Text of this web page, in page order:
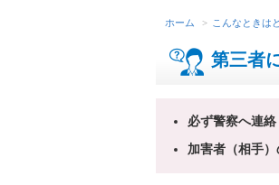
ホーム こんなときは
第三者
必ず警察へ連
加害者（相手